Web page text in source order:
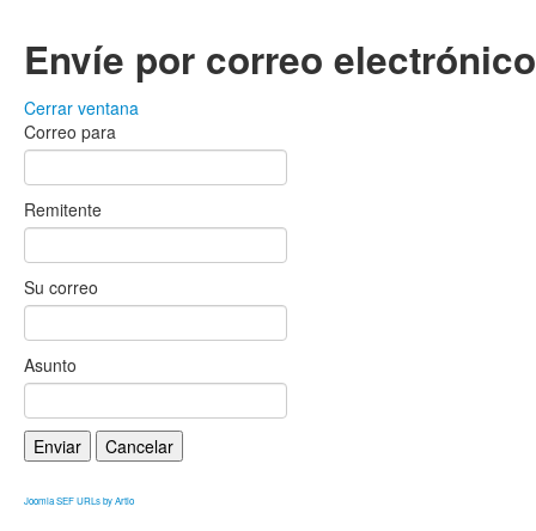
Envíe por correo
Cerrar ventana
Correo para
Remitente
Su correo
Asunto
Enviar Cancelar
Joomla SEF URLs by Artio